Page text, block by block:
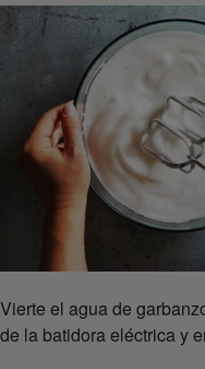
Vierte el agua de
de la batidora eléctrica y